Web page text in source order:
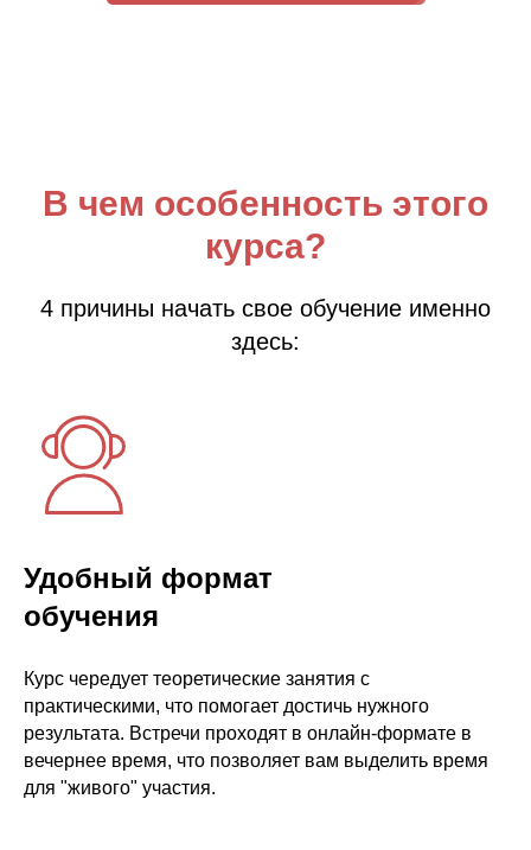
В чем особенность этого
курса?
4 причины начать свое обучение именно
здесь:
Удобный формат
обучения
Курс чередует теоретические занятия с
практическими, что помогает достичь нужного
результата. Встречи проходят в онлайн-формате в
вечернее время, что позволяет вам выделить время
для "живого" участия.